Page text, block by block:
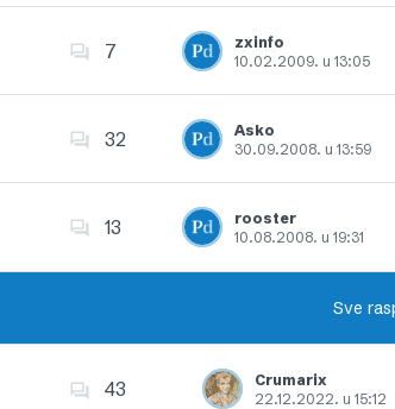
7
zxinfo
10.02.2009. u 13:05
Dodajte u favorite
32
Asko
30.09.2008. u 13:59
Dodajte u favorite
13
rooster
10.08.2008. u 19:31
Dodajte u favorite
Sve
43
Crumarix
22.12.2022. u 15:12